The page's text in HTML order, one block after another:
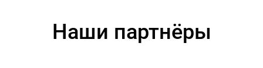
Наши партнёры